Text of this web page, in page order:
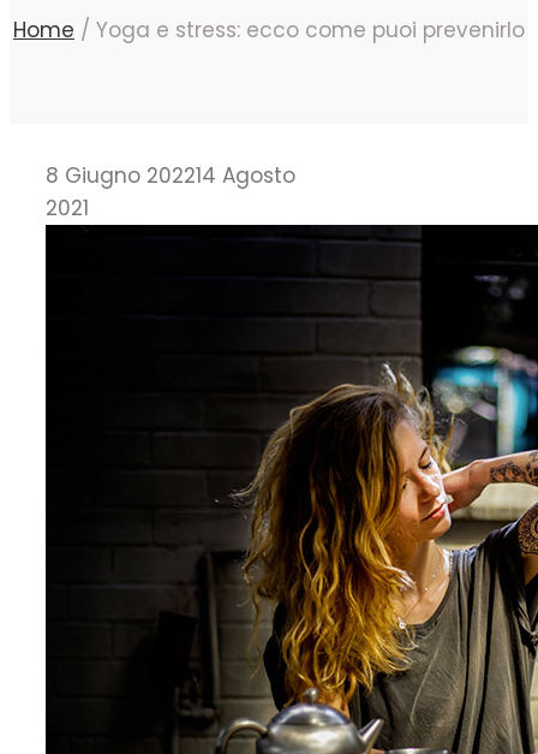
Home / Yoga e stress: ecco come puoi prevenirlo
8 Giugno 202214 Agosto
2021